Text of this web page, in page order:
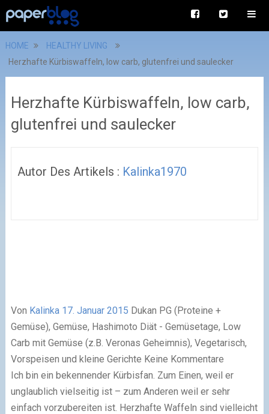
HOME
HEALTHY LIVING
Herzhafte Kürbiswaffeln, low carb, glutenfrei und saulecker
Herzhafte Kürbiswaffeln, low carb,
glutenfrei und saulecker
Autor Des Artikels : Kalinka1970
Von Kalinka 17. Januar 2015 Dukan PG (Proteine +
Gemüse), Gemüse, Hashimoto Diät - Gemüsetage, Low
Carb mit Gemüse (z.B. Veronas Geheimnis), Vegetarisch,
Vorspeisen und kleine Gerichte Keine Kommentare
Ich bin ein bekennender Kürbisfan. Zum Einen, weil er
unglaublich vielseitig ist – zum Anderen weil er sehr
einfach vorzubereiten ist. Herzhafte Waffeln sind vielleicht